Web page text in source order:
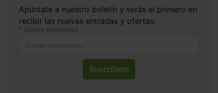
Apúntate a nuestro boletín y serás el primero en
recibir las nuevas entradas y ofertas.
Correo electrónico
Suscríbete